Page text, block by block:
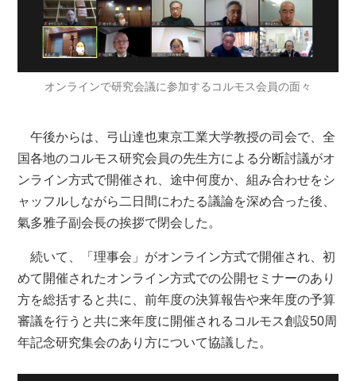
オンラインで研究会議に参加するコルモス会員の面々
午後からは、弓山達也東京工業大学教授の司会で、全
国各地のコルモス研究会員の先生方による分断討議がオ
ンライン方式で開催され、途中何度か、組み合わせをシ
ャッフルしながら二日間にわたる議論を深め合った後、
氣多雅子副会長の挨拶で閉会した。
続いて、「理事会」がオンライン方式で開催され、初
めて開催されたオンライン方式での公開セミナーのあり
方を総括すると共に、前年度の決算報告や来年度の予算
審議を行うと共に来年度に開催されるコルモス創設50周
年記念研究集会のあり方について協議した。